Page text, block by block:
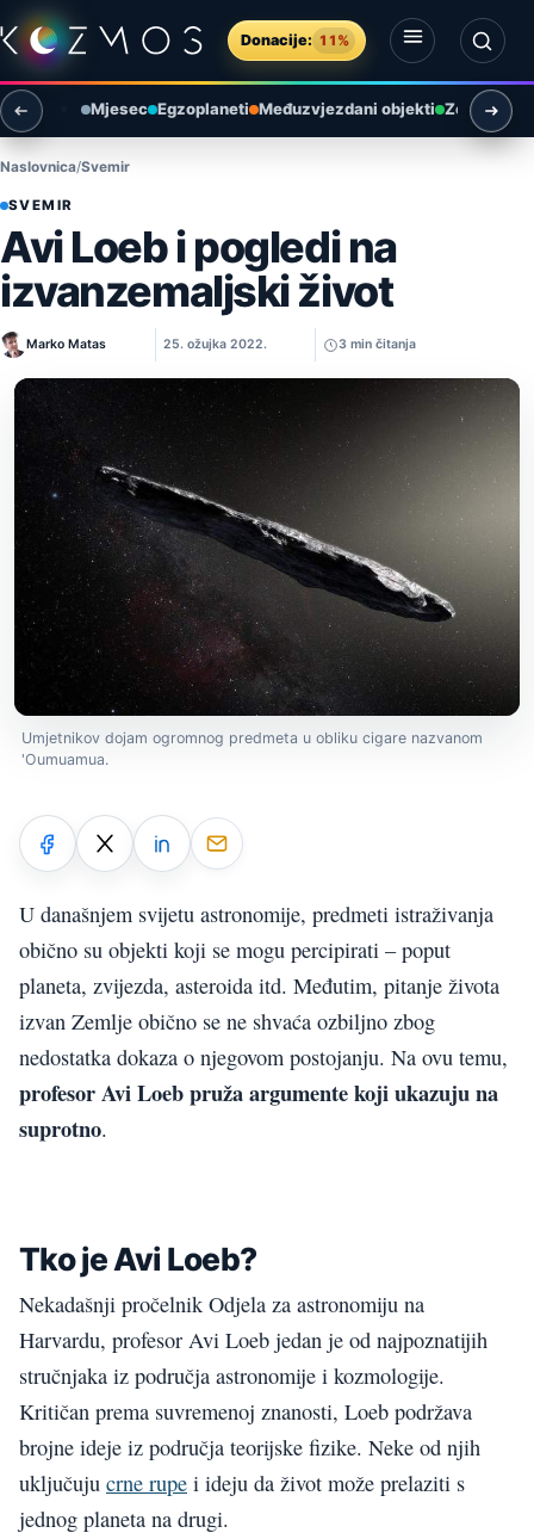
Preskoči na sadržaj
Donacije: 11%
Otvori izbornik
Otvori pretragu
Mjesec Egzoplaneti Međuzvjezdani objekti Zemlja i
Naslovnica Svemir
SVEMIR
Avi Loeb i pogledi na
izvanzemaljski život
Marko Matas 25. ožujka 2022. 3 min čitanja
Umjetnikov dojam ogromnog predmeta u obliku cigare nazvanom
'Oumuamua.
U današnjem svijetu astronomije, predmeti istraživanja
obično su objekti koji se mogu percipirati – poput
planeta, zvijezda, asteroida itd. Međutim, pitanje života
izvan Zemlje obično se ne shvaća ozbiljno zbog
nedostatka dokaza o njegovom postojanju. Na ovu temu,
profesorAvi Loeb pruža argumente koji ukazuju na
suprotno.
Tko je Avi Loeb?
Nekadašnji pročelnik Odjela za astronomiju na
Harvardu, profesor Avi Loeb jedan je od najpoznatijih
stručnjaka iz područja astronomije i kozmologije.
Kritičan prema suvremenoj znanosti, Loeb podržava
brojne ideje iz područja teorijske fizike. Neke od njih
uključuju crne rupe i ideju da život može prelaziti s
jednog planeta na drugi.